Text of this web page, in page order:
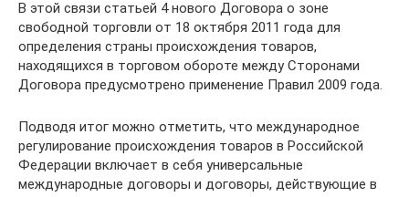
В этой связи статьей 4 нового Договора о зоне
свободной торговли от 18 октября 2011 года для
определения страны происхождения товаров,
находящихся в торговом обороте между Сторонами
Договора предусмотрено применение Правил 2009 года.
Подводя итог можно отметить, что международное
регулирование происхождения товаров в Российской
Федерации включает в себя универсальные
международные договоры и договоры, действующие в